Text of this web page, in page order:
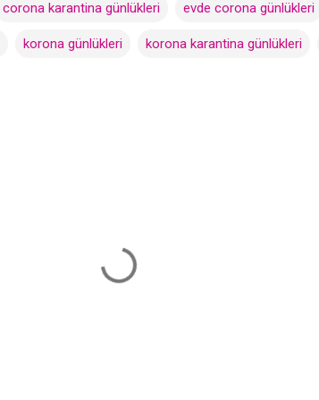
corona karantina günlükleri evde corona günlükleri
korona günlükleri korona karantina günlükleri